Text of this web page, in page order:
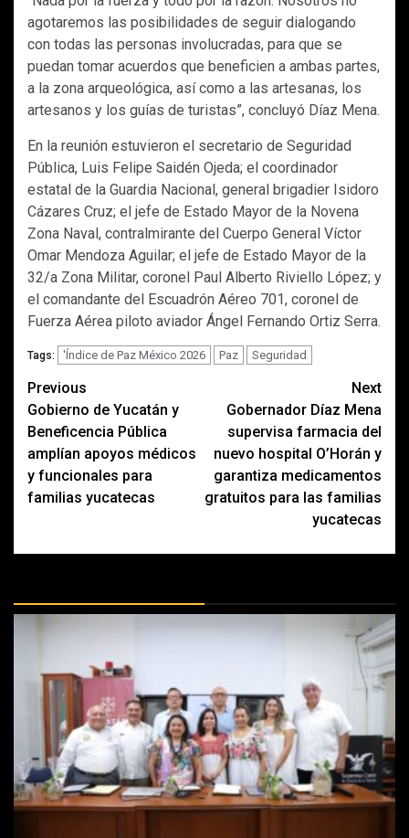
agotaremos las posibilidades de seguir dialogando
con todas las personas involucradas, para que se
puedan tomar acuerdos que beneficien a ambas partes,
a la zona arqueológica, así como a las artesanas, los
artesanos y los guías de turistas”, concluyó Díaz Mena.
En la reunión estuvieron el secretario de Seguridad
Pública, Luis Felipe Saidén Ojeda; el coordinador
estatal de la Guardia Nacional, general brigadier Isidoro
Cázares Cruz; el jefe de Estado Mayor de la Novena
Zona Naval, contralmirante del Cuerpo General Víctor
Omar Mendoza Aguilar; el jefe de Estado Mayor de la
32/a Zona Militar, coronel Paul Alberto Riviello López; y
el comandante del Escuadrón Aéreo 701, coronel de
Fuerza Aérea piloto aviador Ángel Fernando Ortiz Serra.
Tags: 'Índice de Paz México 2026 Paz Seguridad
Post
navigation
Previous
Gobierno de Yucatán y
Beneficencia Pública
amplían apoyos médicos
y funcionales para
familias yucatecas
Next
Gobernador Díaz Mena
supervisa farmacia del
nuevo hospital O’Horán y
garantiza medicamentos
gratuitos para las familias
yucatecas